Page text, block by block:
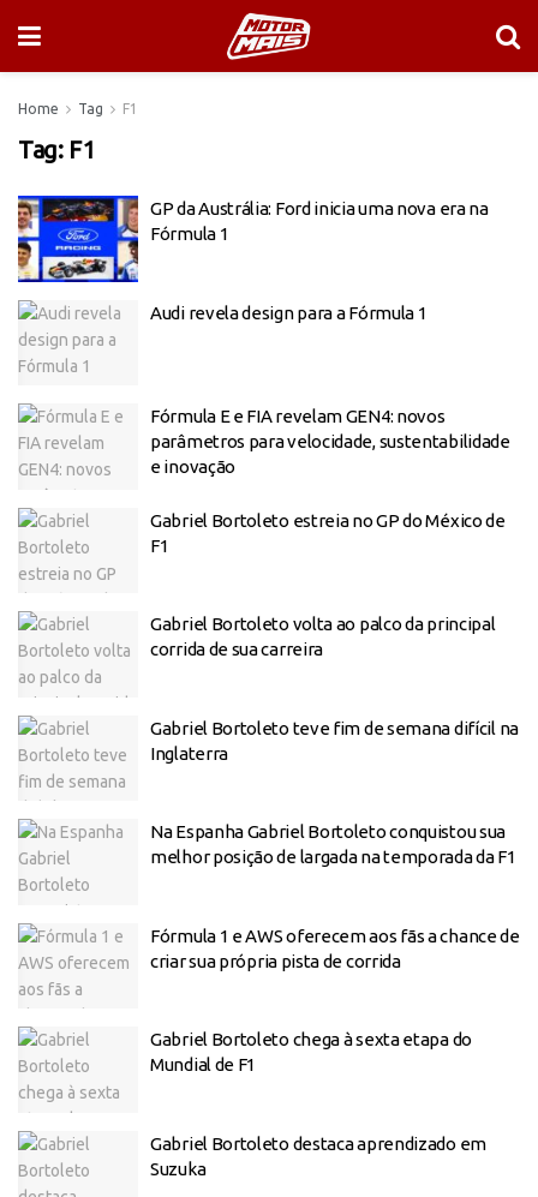
Home Tag F1
Tag: F1
GP da Austrália: Ford inicia uma nova era na
Fórmula 1
Audi revela design para a Fórmula 1
Fórmula E e FIA revelam GEN4: novos
parâmetros para velocidade, sustentabilidade
e inovação
Gabriel Bortoleto estreia no GP do México de
F1
Gabriel Bortoleto volta ao palco da principal
corrida de sua carreira
Gabriel Bortoleto teve fim de semana difícil na
Inglaterra
Na Espanha Gabriel Bortoleto conquistou sua
melhor posição de largada na temporada da F1
Fórmula 1 e AWS oferecem aos fãs a chance de
criar sua própria pista de corrida
Gabriel Bortoleto chega à sexta etapa do
Mundial de F1
Gabriel Bortoleto destaca aprendizado em
Suzuka